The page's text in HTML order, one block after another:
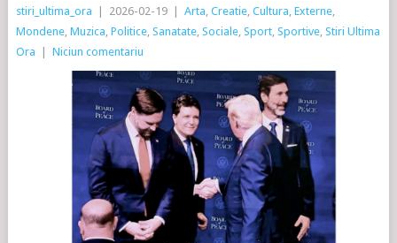
stiri_ultima_ora 2026-02-19 Arta, Creatie, Cultura, Externe,
Mondene, Muzica, Politice, Sanatate, Sociale, Sport, Sportive, Stiri Ultima
Ora
Niciun comentariu